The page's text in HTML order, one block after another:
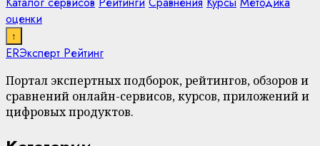
оценки
↑
ERЭксперт Рейтинг
Портал экспертных подборок, рейтингов, обзоров и
сравнений онлайн-сервисов, курсов, приложений и
цифровых продуктов.